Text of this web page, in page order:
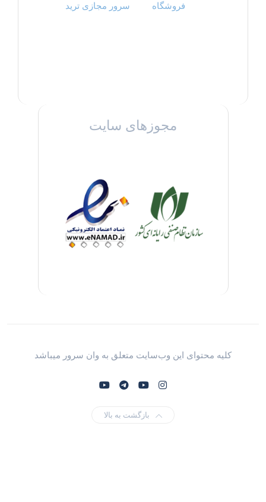
فروشگاه
سرور مجازی ترید
مجوزهای سایت
کلیه محتوای این وب‌سایت متعلق به وان سرور میباشد
بازگشت به بالا